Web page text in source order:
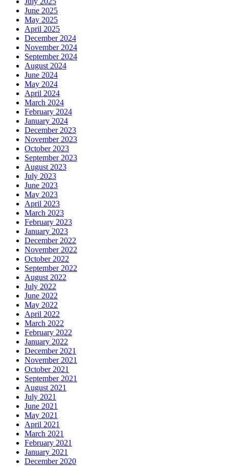
June 2025
May 2025
April 2025
December 2024
November 2024
September 2024
August 2024
June 2024
May 2024
April 2024
March 2024
February 2024
January 2024
December 2023
November 2023
October 2023
September 2023
August 2023
July 2023
June 2023
May 2023
April 2023
March 2023
February 2023
January 2023
December 2022
November 2022
October 2022
September 2022
August 2022
July 2022
June 2022
May 2022
April 2022
March 2022
February 2022
January 2022
December 2021
November 2021
October 2021
September 2021
August 2021
July 2021
June 2021
May 2021
April 2021
March 2021
February 2021
January 2021
December 2020